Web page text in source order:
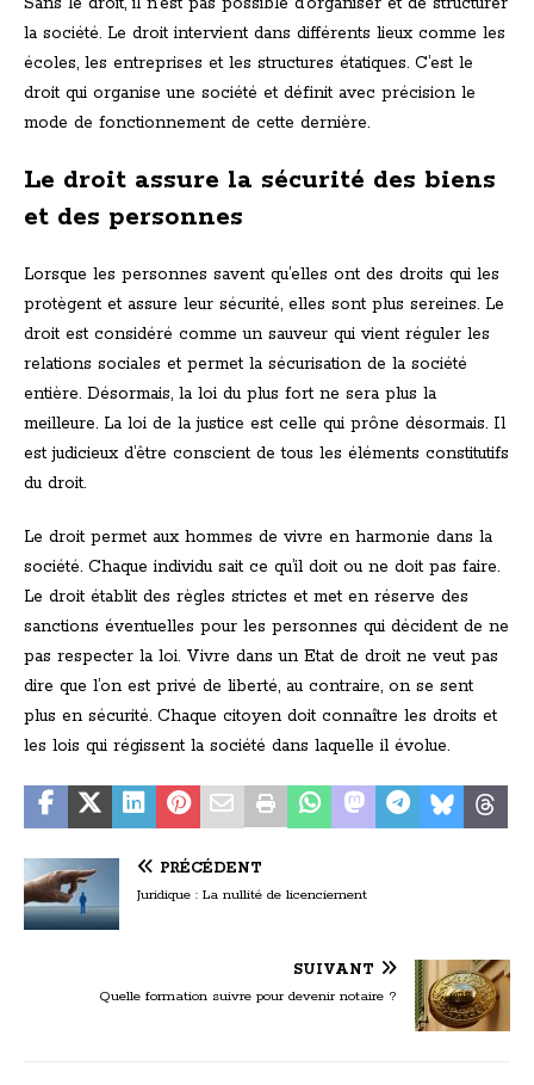
la société. Le droit intervient dans différents lieux comme les
écoles, les entreprises et les structures étatiques. C’est le
droit qui organise une société et définit avec précision le
mode de fonctionnement de cette dernière.
Le droit assure la sécurité des biens
et des personnes
Lorsque les personnes savent qu’elles ont des droits qui les
protègent et assure leur sécurité, elles sont plus sereines. Le
droit est considéré comme un sauveur qui vient réguler les
relations sociales et permet la sécurisation de la société
entière. Désormais, la loi du plus fort ne sera plus la
meilleure. La loi de la justice est celle qui prône désormais. Il
est judicieux d’être conscient de tous les éléments constitutifs
du droit.
Le droit permet aux hommes de vivre en harmonie dans la
société. Chaque individu sait ce qu’il doit ou ne doit pas faire.
Le droit établit des règles strictes et met en réserve des
sanctions éventuelles pour les personnes qui décident de ne
pas respecter la loi. Vivre dans un Etat de droit ne veut pas
dire que l’on est privé de liberté, au contraire, on se sent
plus en sécurité. Chaque citoyen doit connaître les droits et
les lois qui régissent la société dans laquelle il évolue.
PRÉCÉDENT
Juridique : La nullité de licenciement
SUIVANT
Quelle formation suivre pour devenir notaire ?